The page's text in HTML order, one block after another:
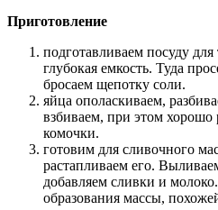
Приготовление
подготавливаем посуду
глубокая емкость. Туда
бросаем щепотку соли.
яйца ополаскиваем,
взбиваем, при этом хорошо
комочки.
готовим для сливочного
растапливаем его.
добавляем сливки и
образования массы,